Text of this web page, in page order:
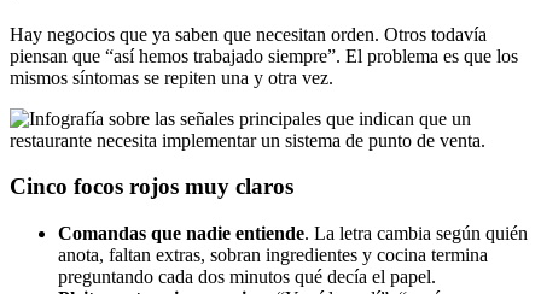
Hay negocios que ya saben que necesitan orden. Otros todavía
piensan que “así hemos trabajado siempre”. El problema es que los
mismos síntomas se repiten una y otra vez.
Cinco focos rojos muy claros
Comandas que nadie entiende. La letra cambia según quién
anota, faltan extras, sobran ingredientes y cocina termina
preguntando cada dos minutos qué decía el papel.